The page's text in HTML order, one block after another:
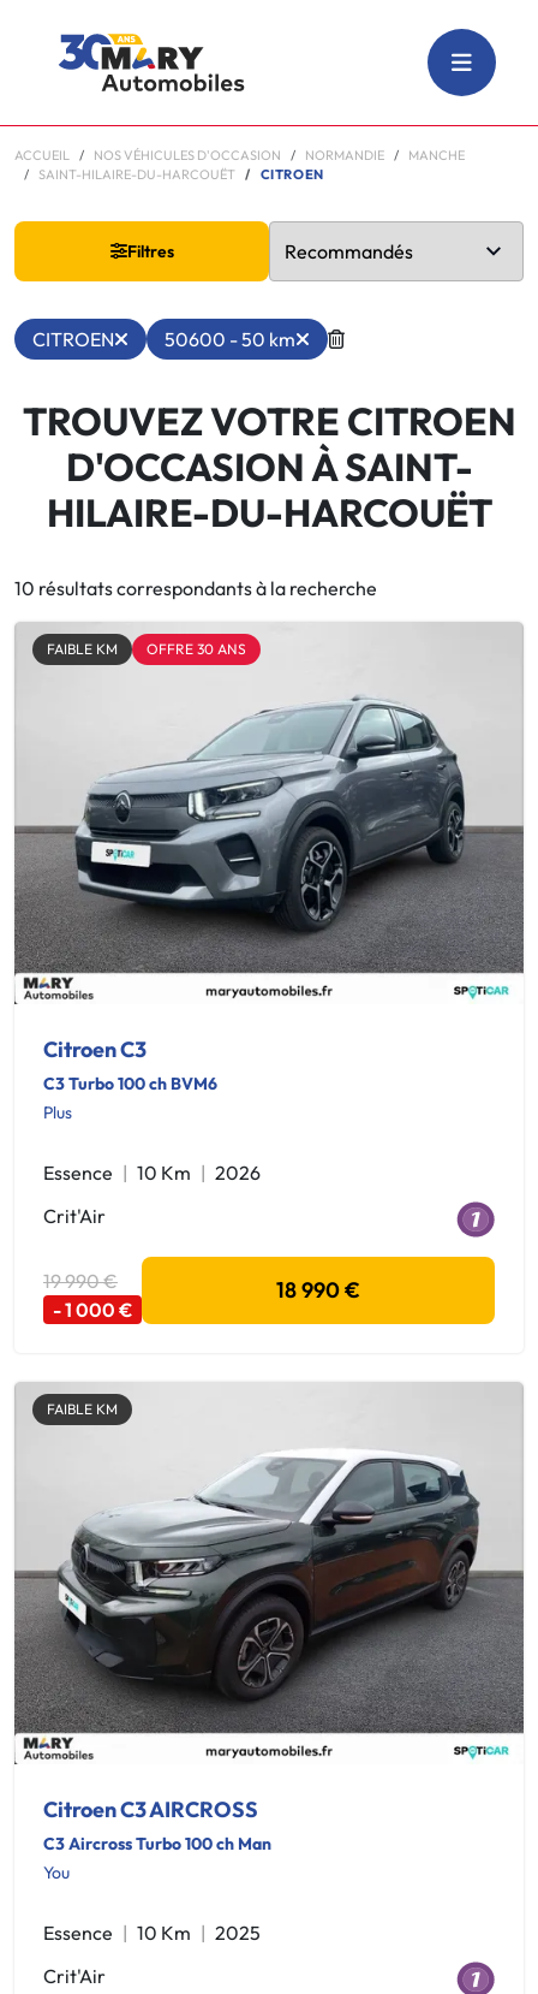
ACCUEIL NOS VÉHICULES D'OCCASION NORMANDIE
MANCHE
SAINT-HILAIRE-DU-HARCOUËT
CITROEN
Filtres
CITROEN 50600 - 50 km
TROUVEZ VOTRE CITROEN
D'OCCASION À SAINT-
HILAIRE-DU-HARCOUËT
10 résultats correspondants à la recherche
FAIBLE KM OFFRE 30 ANS
Citroen C3
C3 Turbo 100 ch BVM6
Plus
Essence 10 Km
2026
Crit'Air
19 990 €
- 1 000 €
18 990 €
FAIBLE KM
Citroen C3 AIRCROSS
C3 Aircross Turbo 100 ch Man
You
Essence 10 Km
2025
Crit'Air